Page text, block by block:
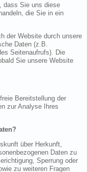
dass Sie uns diese
die Sie in ein
der Website durch unsere
Daten (z.B.
Seitenaufrufs). Die
Sie unsere Website
Bereitstellung der
zur Analyse Ihres
über Herkunft,
Daten zu
Sperrung oder
zu weiteren Fragen